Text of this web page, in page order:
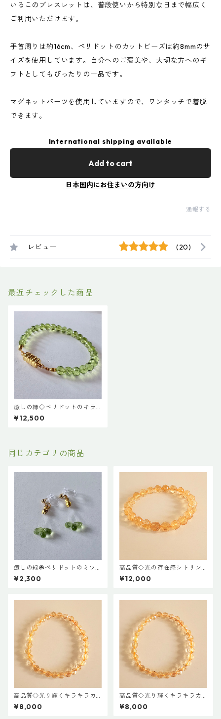
いるこのブレスレットは、普段使いから特別な日まで幅広く
ご利用いただけます。
手首周りは約16cm、ペリドットのカットビーズは約8mmのサ
イズを使用しています。自分へのご褒美や、大切な方へのギ
フトとしてもぴったりの一品です。
マグネットパーツを使用していますので、ワンタッチで着脱
できます。
International shipping available
Add to cart
日本国内にお住まいの方向け
通報する
レビュー (20)
最近チェックした商品
癒しの緑◇ペリドットのキラ
キラブレスレット16cm
¥12,500
同じカテゴリの商品
癒しの緑☘️ペリドットのミツ
バピアス
¥2,300
高品質◇光の存在感シトリン
ブレスレット(10mm玉)◇16c
m
¥12,000
高品質◇光り輝くキラキラカ
ットシトリンブレスレット(6m
m玉)◇15cm
¥8,000
高品質◇光り輝くキラキラカ
ットシトリンブレスレット(6m
m玉)◇16cm
¥8,000